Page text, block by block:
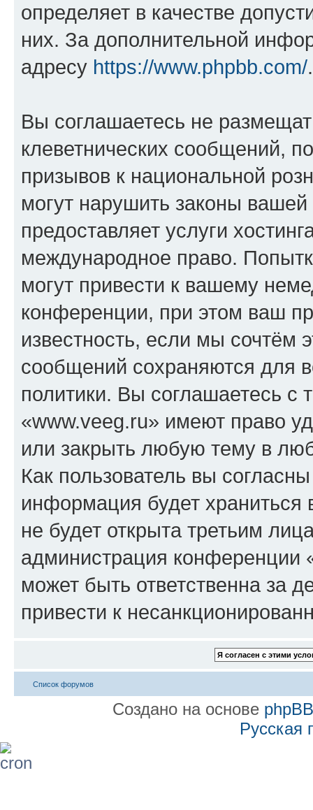
определяет в качестве
них. За дополнительной
адресу https://www.phpbb.com/.
Вы соглашаетесь не
клеветнических сообщений,
призывов к национальной
могут нарушить законы
предоставляет услуги
международное право.
могут привести к вашему
конференции, при этом ваш
известность, если мы сочтём
сообщений сохраняются для
политики. Вы соглашаетесь
«www.veeg.ru» имеют право
или закрыть любую тему в
Как пользователь вы
информация будет
не будет открыта третьим
администрация конференции
может быть ответственна за
привести к
Список форумов
Создано на основе phpBB
Русская